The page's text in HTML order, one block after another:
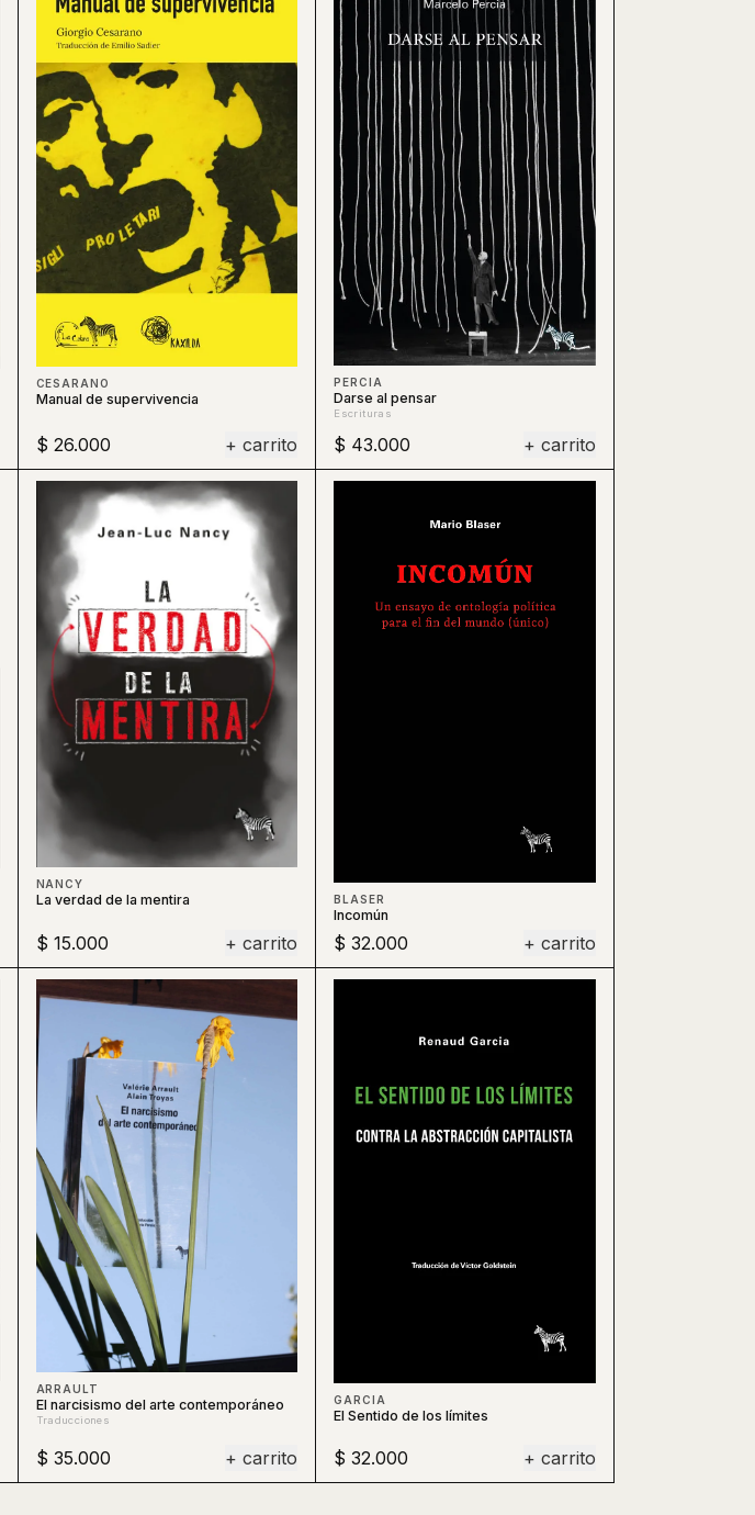
CESARANO
Manual de supervivencia
$ 26.000 + carrito
PERCIA
Darse al pensar
Escrituras
$ 43.000 + carrito
NANCY
La verdad de la mentira
$ 15.000 + carrito
BLASER
Incomún
$ 32.000 + carrito
ARRAULT
El narcisismo del arte contemporáneo
Traducciones
$ 35.000 + carrito
GARCIA
El Sentido de los límites
$ 32.000 + carrito